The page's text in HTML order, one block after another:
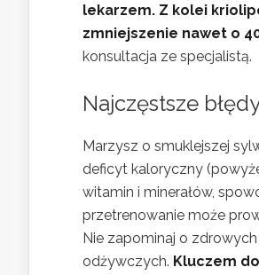
lekarzem. Z kolei
zmniejszenie nawet o
konsultacja ze specjalistą.
Najczęstsze
Marzysz o smuklejszej
deficyt kaloryczny
witamin i minerałów,
przetrenowanie może
Nie zapominaj o
odżywczych. Kluczem